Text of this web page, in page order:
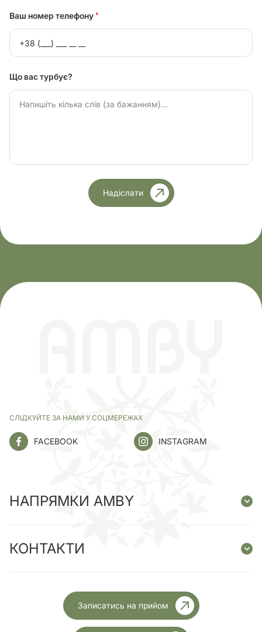
Ваш номер телефону *
Що вас турбує?
Надіслати
СЛІДКУЙТЕ ЗА НАМИ У СОЦМЕРЕЖАХ
FACEBOOK INSTAGRAM
НАПРЯМКИ AMBY
КОНТАКТИ
Записатись на прийом